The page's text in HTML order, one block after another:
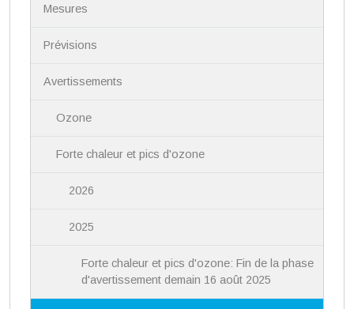
Mesures
Prévisions
Avertissements
Ozone
Forte chaleur et pics d'ozone
2026
2025
Forte chaleur et pics d'ozone: Fin de la phase
d'avertissement demain 16 août 2025